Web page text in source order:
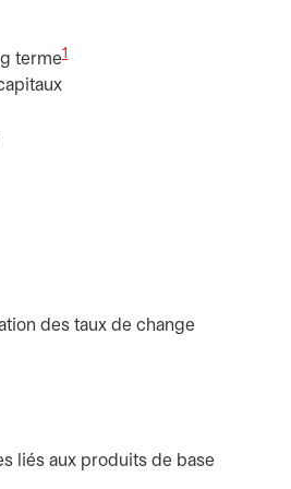
terme1
des taux de change
liés aux produits de base